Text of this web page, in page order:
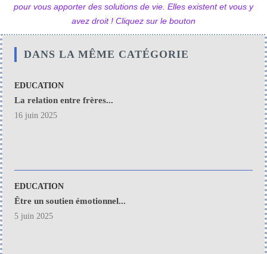
pour vous apporter des solutions de vie. Elles existent et vous y
avez droit ! Cliquez sur le bouton
DANS LA MÊME CATÉGORIE
EDUCATION
La relation entre frères...
16 juin 2025
EDUCATION
Être un soutien émotionnel...
5 juin 2025